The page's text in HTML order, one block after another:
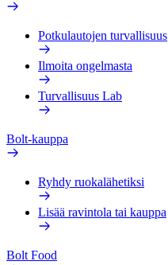
Potkulautojen turvallisuus
Ilmoita ongelmasta
Turvallisuus Lab
Bolt-kauppa
Ryhdy ruokalähetiksi
Lisää ravintola tai kauppa
Bolt Food